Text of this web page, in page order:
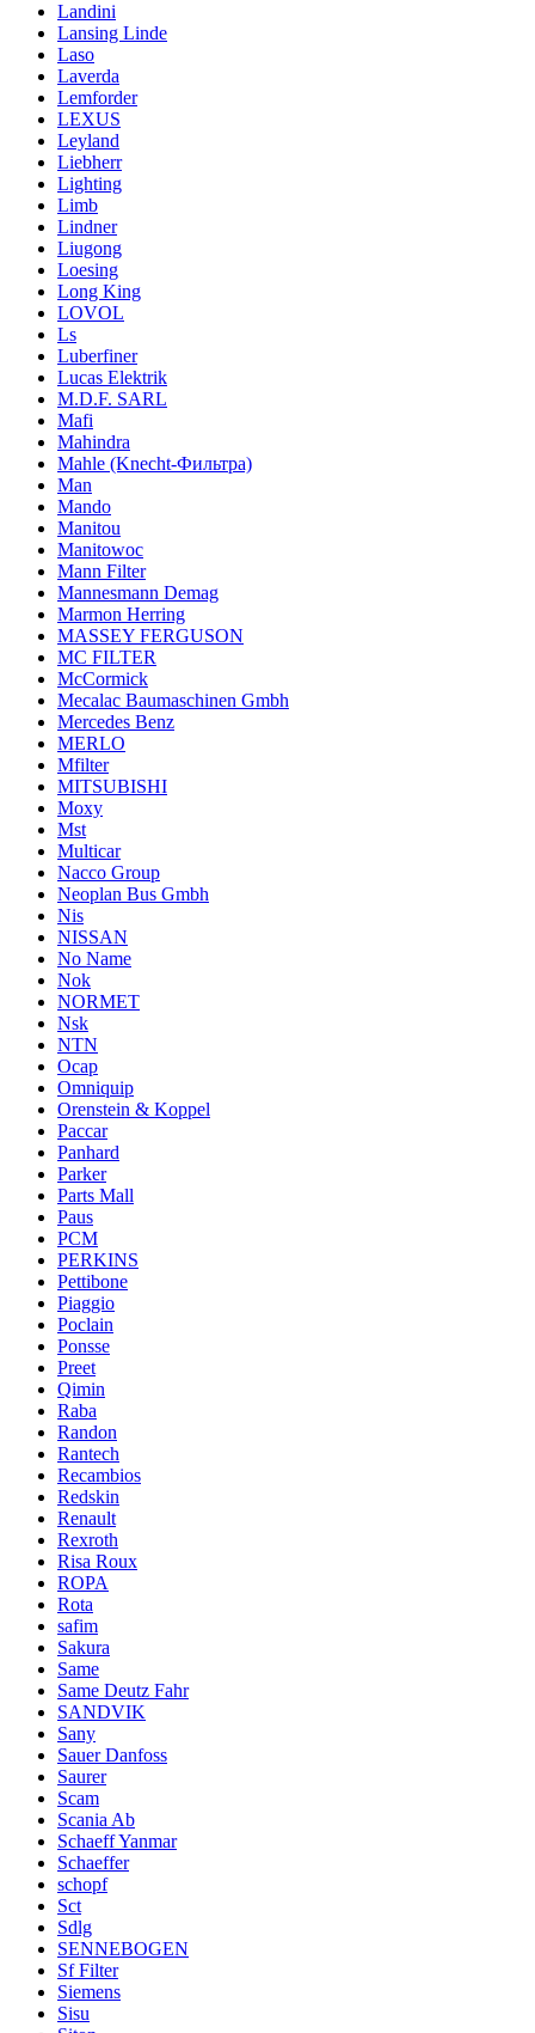
Landini
Lansing Linde
Laso
Laverda
Lemforder
LEXUS
Leyland
Liebherr
Lighting
Limb
Lindner
Liugong
Loesing
Long King
LOVOL
Ls
Luberfiner
Lucas Elektrik
M.D.F. SARL
Mafi
Mahindra
Mahle (Knecht-Фильтра)
Man
Mando
Manitou
Manitowoc
Mann Filter
Mannesmann Demag
Marmon Herring
MASSEY FERGUSON
MC FILTER
McCormick
Mecalac Baumaschinen Gmbh
Mercedes Benz
MERLO
Mfilter
MITSUBISHI
Moxy
Mst
Multicar
Nacco Group
Neoplan Bus Gmbh
Nis
NISSAN
No Name
Nok
NORMET
Nsk
NTN
Ocap
Omniquip
Orenstein & Koppel
Paccar
Panhard
Parker
Parts Mall
Paus
PCM
PERKINS
Pettibone
Piaggio
Poclain
Ponsse
Preet
Qimin
Raba
Randon
Rantech
Recambios
Redskin
Renault
Rexroth
Risa Roux
ROPA
Rota
safim
Sakura
Same
Same Deutz Fahr
SANDVIK
Sany
Sauer Danfoss
Saurer
Scam
Scania Ab
Schaeff Yanmar
Schaeffer
schopf
Sct
Sdlg
SENNEBOGEN
Sf Filter
Siemens
Sisu